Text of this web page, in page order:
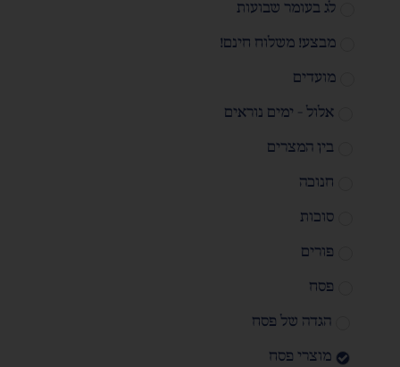
לג בעומר שבועות
מבצע! משלוח חינם!
מועדים
אלול - ימים נוראים
בין המצרים
חנוכה
סוכות
פורים
פסח
הגדה של פסח
מוצרי פסח